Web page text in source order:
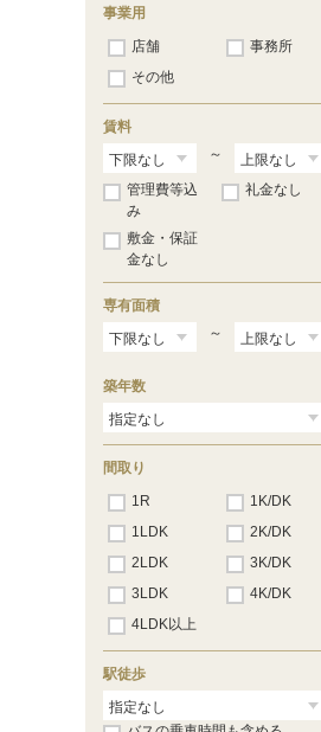
事業用
店舗
事務所
その他
賃料
～
管理費等込
み
礼金なし
敷金・保証
金なし
専有面積
～
築年数
間取り
1R
1K/DK
1LDK
2K/DK
2LDK
3K/DK
3LDK
4K/DK
4LDK以上
駅徒歩